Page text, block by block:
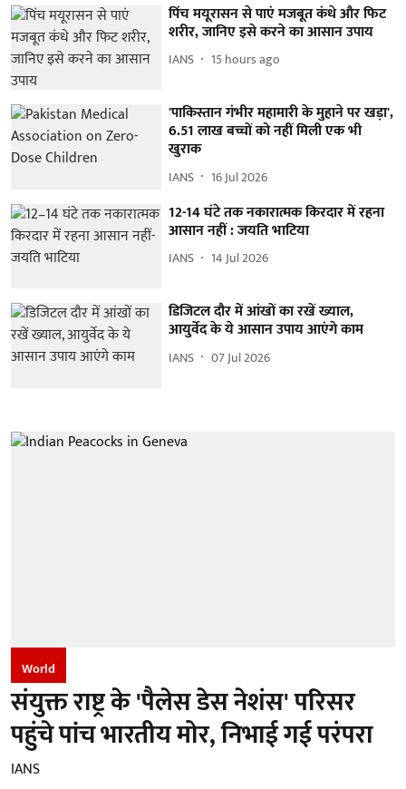
पिंच मयूरासन से पाएं मजबूत कंधे और फिट
शरीर, जानिए इसे करने का आसान उपाय
IANS 15 hours ago
'पाकिस्तान गंभीर महामारी के मुहाने पर खड़ा',
6.51 लाख बच्चों को नहीं मिली एक भी
खुराक
IANS 16 Jul 2026
12-14 घंटे तक नकारात्मक किरदार में रहना
आसान नहीं : जयति भाटिया
IANS 14 Jul 2026
डिजिटल दौर में आंखों का रखें ख्याल,
आयुर्वेद के ये आसान उपाय आएंगे काम
IANS 07 Jul 2026
World
संयुक्त राष्ट्र के 'पैलेस डेस नेशंस' परिसर
पहुंचे पांच भारतीय मोर, निभाई गई परंपरा
IANS